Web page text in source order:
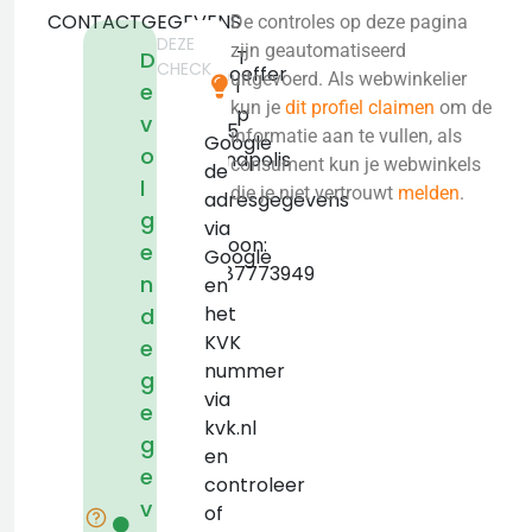
CONTACTGEGEVENS
D
e
v
o
l
g
e
n
d
e
g
e
g
e
v
3308
Mitthoeffer
46235
Indianapolis
false
Telefoon:
+18887773949
T
i
p
Google
de
adresgegevens
via
Google
en
het
KVK
nummer
via
kvk.nl
en
controleer
of
DEZE
CHECK
De controles op deze pagina
zijn geautomatiseerd
uitgevoerd. Als webwinkelier
kun je dit profiel claimen om de
informatie aan te vullen, als
consument kun je webwinkels
die je niet vertrouwt melden.